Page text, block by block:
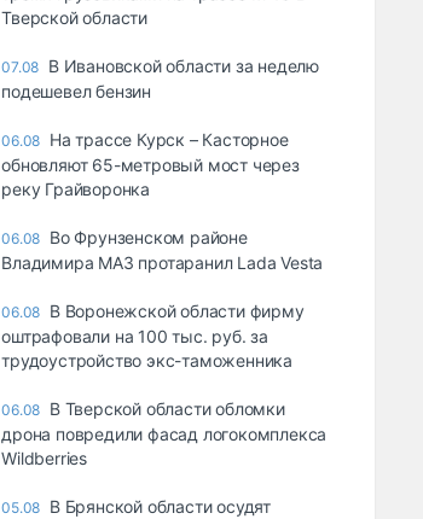
Тверской области
07.08 В Ивановской области за неделю
подешевел бензин
06.08 На трассе Курск – Касторное
обновляют 65-метровый мост через
реку Грайворонка
06.08 Во Фрунзенском районе
Владимира МАЗ протаранил Lada Vesta
06.08 В Воронежской области фирму
оштрафовали на 100 тыс. руб. за
трудоустройство экс-таможенника
06.08 В Тверской области обломки
дрона повредили фасад логокомплекса
Wildberries
05.08 В Брянской области осудят